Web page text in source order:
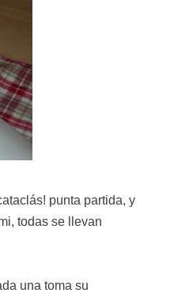
punta partida, y
todas se llevan
una toma su